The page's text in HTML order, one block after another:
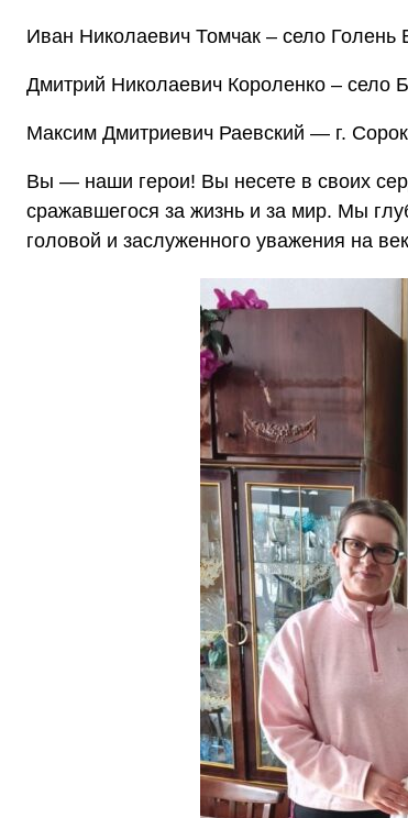
Иван Николаевич Томчак – село Голень
Дмитрий Николаевич Короленко – село
Максим Дмитриевич Раевский — г.
Вы — наши герои! Вы несете в своих
сражавшегося за жизнь и за мир. Мы
головой и заслуженного уважения на